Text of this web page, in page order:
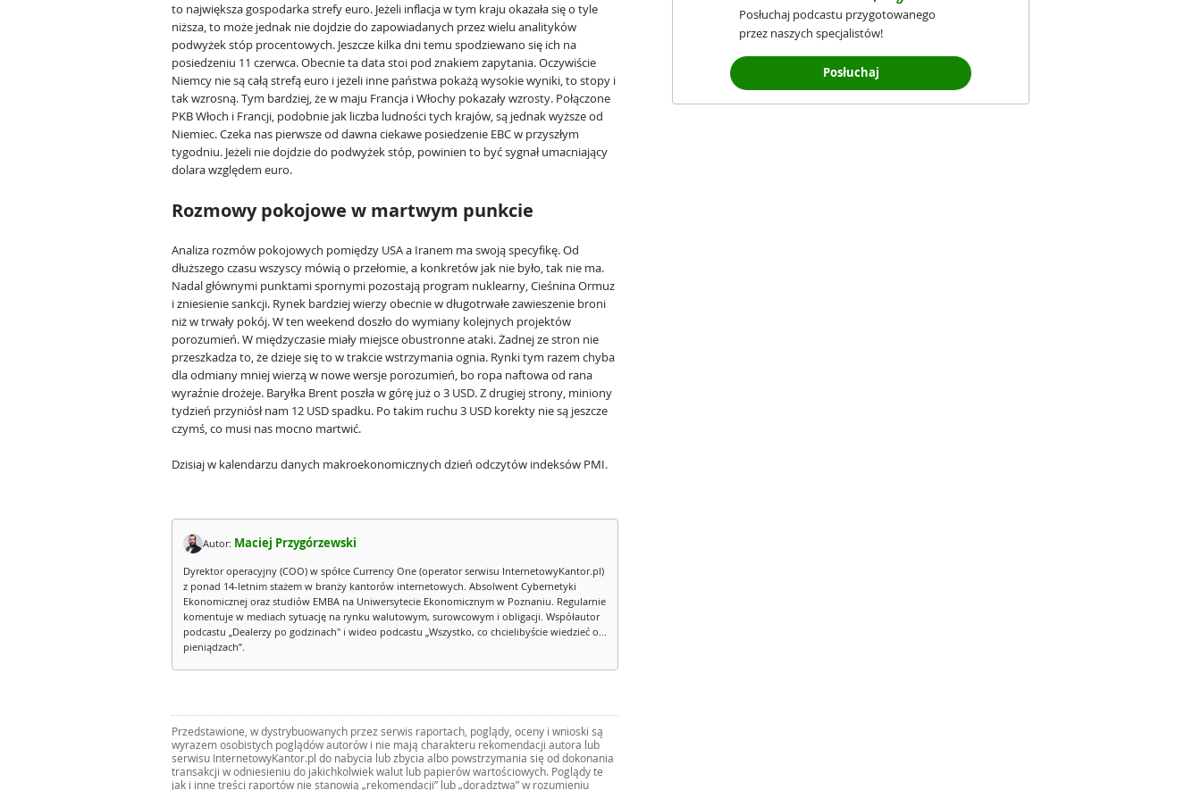
to największa gospodarka strefy euro. Jeżeli inflacja w tym kraju okazała się o tyle
niższa, to może jednak nie dojdzie do zapowiadanych przez wielu analityków
podwyżek stóp procentowych. Jeszcze kilka dni temu spodziewano się ich na
posiedzeniu 11 czerwca. Obecnie ta data stoi pod znakiem zapytania. Oczywiście
Niemcy nie są całą strefą euro i jeżeli inne państwa pokażą wysokie wyniki, to stopy i
tak wzrosną. Tym bardziej, że w maju Francja i Włochy pokazały wzrosty. Połączone
PKB Włoch i Francji, podobnie jak liczba ludności tych krajów, są jednak wyższe od
Niemiec. Czeka nas pierwsze od dawna ciekawe posiedzenie EBC w przyszłym
tygodniu. Jeżeli nie dojdzie do podwyżek stóp, powinien to być sygnał umacniający
dolara względem euro.
Rozmowy pokojowe w martwym punkcie
Analiza rozmów pokojowych pomiędzy USA a Iranem ma swoją specyfikę. Od
dłuższego czasu wszyscy mówią o przełomie, a konkretów jak nie było, tak nie ma.
Nadal głównymi punktami spornymi pozostają program nuklearny, Cieśnina Ormuz
i zniesienie sankcji. Rynek bardziej wierzy obecnie w długotrwałe zawieszenie broni
niż w trwały pokój. W ten weekend doszło do wymiany kolejnych projektów
porozumień. W międzyczasie miały miejsce obustronne ataki. Żadnej ze stron nie
przeszkadza to, że dzieje się to w trakcie wstrzymania ognia. Rynki tym razem chyba
dla odmiany mniej wierzą w nowe wersje porozumień, bo ropa naftowa od rana
wyraźnie drożeje. Baryłka Brent poszła w górę już o 3 USD. Z drugiej strony, miniony
tydzień przyniósł nam 12 USD spadku. Po takim ruchu 3 USD korekty nie są jeszcze
czymś, co musi nas mocno martwić.
Dzisiaj w kalendarzu danych makroekonomicznych dzień odczytów indeksów PMI.
Autor: Maciej Przygórzewski
Dyrektor operacyjny (COO) w spółce Currency One (operator serwisu InternetowyKantor.pl)
z ponad 14-letnim stażem w branży kantorów internetowych. Absolwent Cybernetyki
Ekonomicznej oraz studiów EMBA na Uniwersytecie Ekonomicznym w Poznaniu. Regularnie
komentuje w mediach sytuację na rynku walutowym, surowcowym i obligacji. Współautor
podcastu „Dealerzy po godzinach" i wideo podcastu „Wszystko, co chcielibyście wiedzieć o...
pieniądzach”.
Przedstawione, w dystrybuowanych przez serwis raportach, poglądy, oceny i wnioski są
wyrazem osobistych poglądów autorów i nie mają charakteru rekomendacji autora lub
serwisu InternetowyKantor.pl do nabycia lub zbycia albo powstrzymania się od dokonania
transakcji w odniesieniu do jakichkolwiek walut lub papierów wartościowych. Poglądy te
jak i inne treści raportów nie stanowią „rekomendacji” lub „doradztwa” w rozumieniu
Posłuchaj podcastu przygotowanego
przez naszych specjalistów!
Posłuchaj